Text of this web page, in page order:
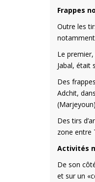
Frappes
Outre les
Le
Jabal, était
Des
Adchit,
Des tirs
zone entre
Activités
De son
et sur un